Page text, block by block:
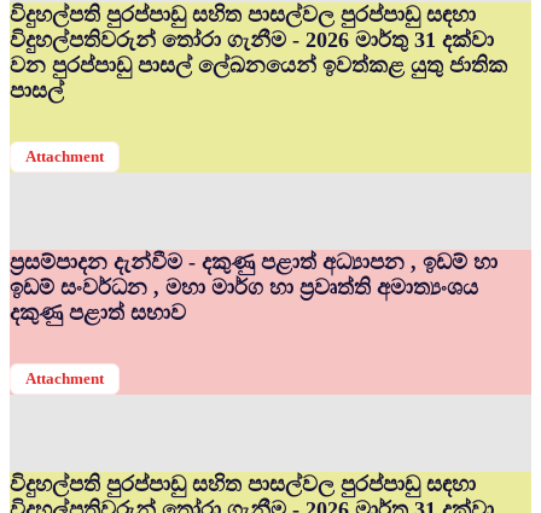
විදුහල්පති පුරප්පාඩු සහිත පාසල්වල පුරප්පාඩු සඳහා
විදුහල්පතිවරුන් තෝරා ගැනීම - 2026 මාර්තු 31 දක්වා
වන පුරප්පාඩු පාසල් ලේඛනයෙන් ඉවත්කළ යුතු ජාතික
පාසල්
Attachment
ප්‍රසම්පාදන දැන්වීම - දකුණු පළාත් අධ්‍යාපන , ඉඩම් හා
ඉඩම් සංවර්ධන , මහා මාර්ග හා ප්‍රවෘත්ති අමාත්‍යංශය
දකුණු පළාත් සභාව
Attachment
විදුහල්පති පුරප්පාඩු සහිත පාසල්වල පුරප්පාඩු සඳහා